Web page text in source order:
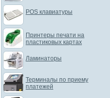
POS клавиатуры
Принтеры печати на
пластиковых картах
Ламинаторы
Терминалы по приему
платежей